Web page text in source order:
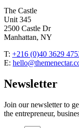
The Castle
Unit 345
2500 Castle Dr
Manhattan, NY
T: +216 (0)40 3629
E:
Newsletter
Join our newsletter to
the entrepreneur,